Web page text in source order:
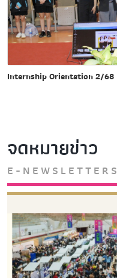
Internship Orientation 2/68
จดหมายข่าว
E-NEWSLETTERS